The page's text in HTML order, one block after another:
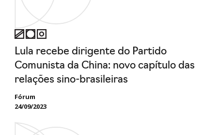
Lula recebe dirigente do Partido
Comunista da China: novo capítulo das
relações sino-brasileiras
Fórum
24/09/2023